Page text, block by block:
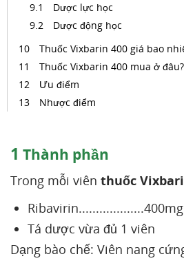
Dược lực học
Dược động học
Thuốc Vixbarin 400 giá bao
Thuốc Vixbarin 400 mua ở đâu?
Ưu điểm
Nhược điểm
1 Thành phần
Trong mỗi viên thuốc
Tá dược vừa đủ 1 viên
Dạng bào chế: Viên nang